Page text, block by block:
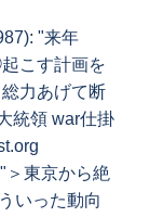
"来年
こす計画を
力あげて断
統領 war仕掛
＞東京から絶
いった動向